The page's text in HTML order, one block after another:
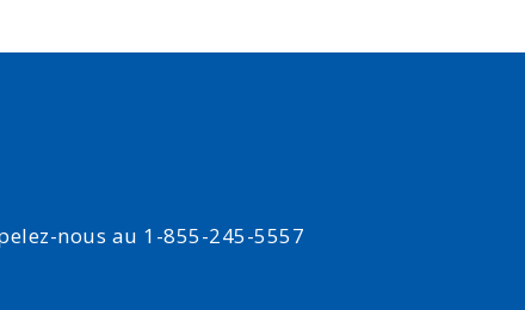
nous au 1-855-245-5557